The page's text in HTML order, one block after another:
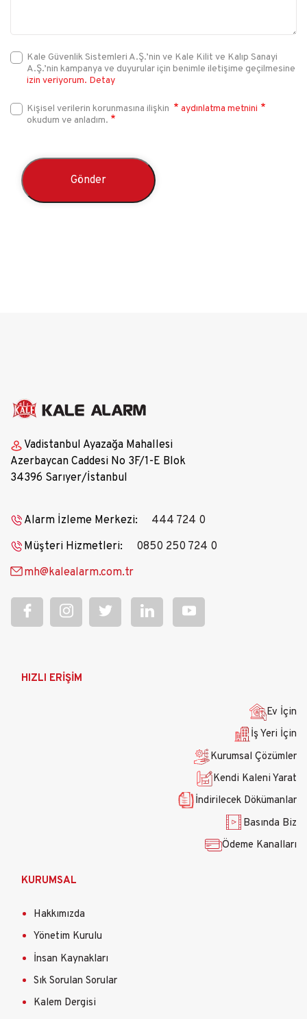
Kale Güvenlik Sistemleri A.Ş.’nin ve Kale Kilit ve Kalıp Sanayi
A.Ş.’nin kampanya ve duyurular için benimle iletişime geçilmesine
izin veriyorum. Detay
Kişisel verilerin korunmasına ilişkin
aydınlatma metnini
okudum ve anladım.
Vadistanbul Ayazağa Mahallesi
Azerbaycan Caddesi No 3F/1-E Blok
34396 Sarıyer/İstanbul
Alarm İzleme Merkezi:
444 724 0
Müşteri Hizmetleri:
0850 250 724 0
mh@kalealarm.com.tr
AnaHIZLI ERİŞİM
Ev İçin
İş Yeri İçin
Kurumsal Çözümler
Kendi Kaleni Yarat
İndirilecek Dökümanlar
Basında Biz
Ödeme Kanalları
KURUMSAL
Hakkımızda
Yönetim Kurulu
İnsan Kaynakları
Sık Sorulan Sorular
Kalem Dergisi